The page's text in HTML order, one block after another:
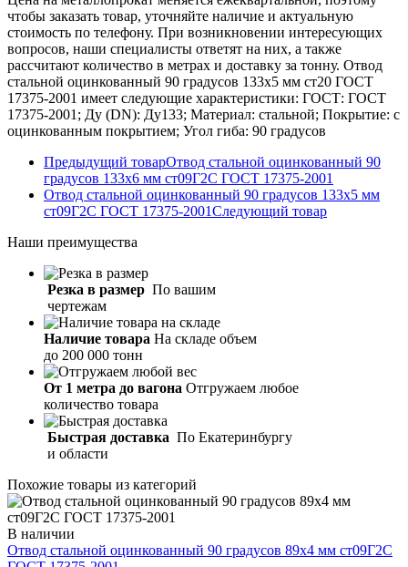
чтобы заказать товар, уточняйте наличие и актуальную
стоимость по телефону. При возникновении интересующих
вопросов, наши специалисты ответят на них, а также
рассчитают количество в метрах и доставку за тонну. Отвод
стальной оцинкованный 90 градусов 133х5 мм ст20 ГОСТ
17375-2001 имеет следующие характеристики: ГОСТ: ГОСТ
17375-2001; Ду (DN): Ду133; Материал: стальной; Покрытие: с
оцинкованным покрытием; Угол гиба: 90 градусов
Предыдущий товарОтвод стальной оцинкованный 90
градусов 133х6 мм ст09Г2С ГОСТ 17375-2001
Отвод стальной оцинкованный 90 градусов 133х5 мм
ст09Г2С ГОСТ 17375-2001Следующий товар
Наши преимущества
Резка в размер По вашим
чертежам
Наличие товара На складе объем
до 200 000 тонн
От 1 метра до вагона Отгружаем любое
количество товара
Быстрая доставка По Екатеринбургу
и области
Похожие товары из категорий
В наличии
Отвод стальной оцинкованный 90 градусов 89х4 мм ст09Г2С